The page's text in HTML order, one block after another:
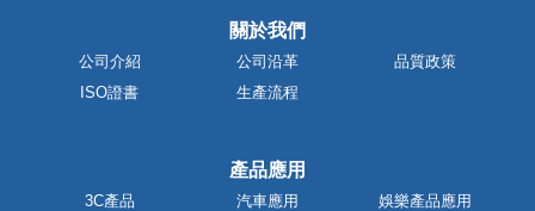
關於我們
公司介紹 公司沿革
品質政策
ISO證書
生產流程
產品應用
3C產品 汽車應用
娛樂產品應用